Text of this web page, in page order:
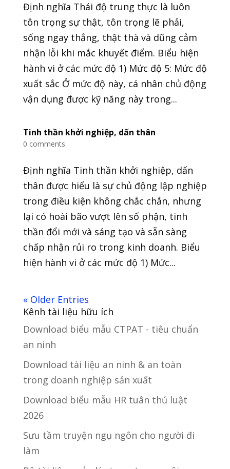
Định nghĩa Thái độ trung thực là luôn
tôn trọng sự thật, tôn trọng lẽ phải,
sống ngay thẳng, thật thà và dũng cảm
nhận lỗi khi mắc khuyết điểm. Biểu hiện
hành vi ở các mức độ 1) Mức độ 5: Mức độ
xuất sắc Ở mức độ này, cá nhân chủ động
vận dụng được kỹ năng này trong...
Tinh thần khởi nghiệp, dấn thân
0 comments
Định nghĩa Tinh thần khởi nghiệp, dấn
thân được hiểu là sự chủ động lập nghiệp
trong điều kiện không chắc chắn, nhưng
lại có hoài bão vượt lên số phận, tinh
thần đổi mới và sáng tạo và sẵn sàng
chấp nhận rủi ro trong kinh doanh. Biểu
hiện hành vi ở các mức độ 1) Mức...
« Older Entries
Kênh tài liệu hữu ích
Download biểu mẫu CTPAT - tiêu chuẩn
an ninh
Download tài liệu an ninh & an toàn
trong doanh nghiệp sản xuất
Download biểu mẫu HR tuân thủ luật
2026
Sưu tầm truyện ngụ ngôn cho người đi
làm